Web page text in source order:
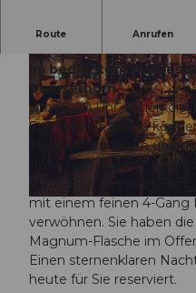
© Stanserhorn |CC-BY-NC-ND
© CC-BY-NC-ND
Route Anrufen
Schwelgen Sie in
geniessen Sie ein
im bedienten
Stanserhorn.
Um 18.00 Uhr öffnen die
Sternenzelt. Gerne
Stanserhorn reisen und
Apéro geniessen. Die
sobald Sie an Ihrem
mit einem feinen 4-Gang
verwöhnen. Sie haben
Magnum-Flasche im
Einen sternenklaren
heute für Sie reserviert.